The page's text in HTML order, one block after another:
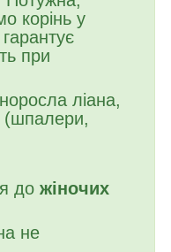
корінь у
при
ліана,
(шпалери,
до жіночих
не